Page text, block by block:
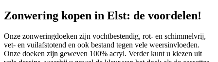
Zonwering kopen in Elst: de voordelen!
Onze zonweringdoeken zijn vochtbestendig, rot- en schimmelvrij,
vet- en vuilafstotend en ook bestand tegen vele weersinvloeden.
Onze doeken zijn geweven 100% acryl. Verder kunt u kiezen uit